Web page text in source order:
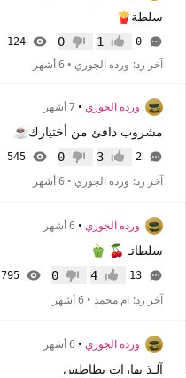
سلطة🍟
0 إعجاب1 عدم إعجاب
0
124
آخر رد: ورده الجوري • 6 أشهر
ورده الجوري • 7 أشهر
مشروب دافئ من أختيارك☕️
2 إعجاب3 عدم إعجاب
0
545
آخر رد: ورده الجوري • 6 أشهر
ورده الجوري • 6 أشهر
سلطاتـ 🍒 🫑
13 إعجاب4 عدم إعجاب
0
795
آخر رد: ام محمد • 6 أشهر
ورده الجوري • 6 أشهر
آلـذ بهارات بطاطس